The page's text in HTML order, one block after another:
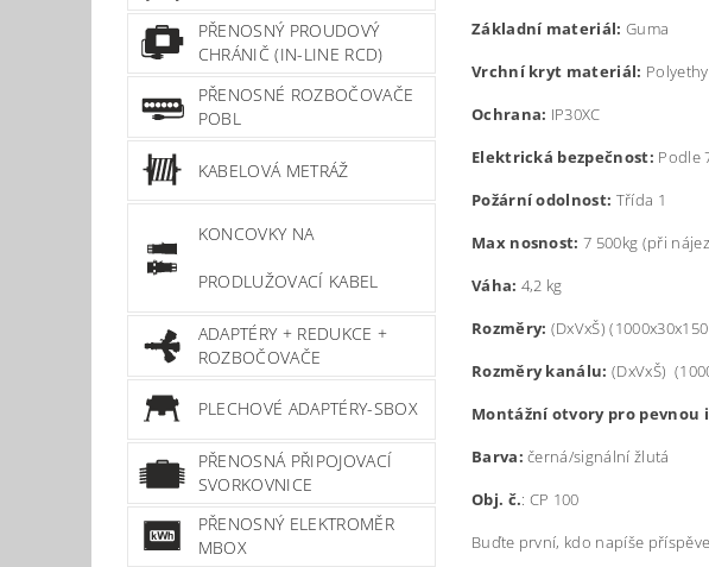
PŘENOSNÝ PROUDOVÝ
CHRÁNIČ (IN-LINE RCD)
PŘENOSNÉ ROZBOČOVAČE
POBL
KABELOVÁ METRÁŽ
KONCOVKY NA
PRODLUŽOVACÍ KABEL
ADAPTÉRY + REDUKCE +
ROZBOČOVAČE
PLECHOVÉ ADAPTÉRY-SBOX
PŘENOSNÁ PŘIPOJOVACÍ
SVORKOVNICE
PŘENOSNÝ ELEKTROMĚR
MBOX
Základní materiál: Guma
Vrchní kryt materiál:
Ochrana: IP30XC
Elektrická bezpečnost: Podle
Požární odolnost: Třída 1
Max nosnost:7 500kg (při
Váha: 4,2 kg
Rozměry: (DxVxŠ)
Rozměry kanálu: (DxVxŠ)
Montážní otvory pro pevnou
Barva: černá/signální žlutá
Obj. č.: CP 100
Buďte první, kdo napíše